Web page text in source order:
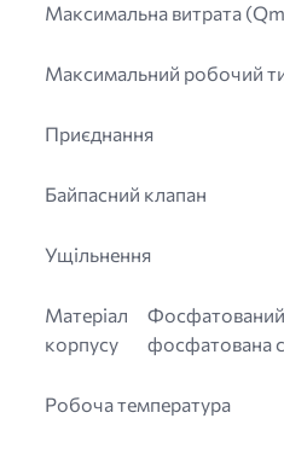
Максимальна витрата
Максимальний робочий
Приєднання
Байпасний клапан
Ущільнення
Матеріал
корпусу
фосфатована
Робоча температура